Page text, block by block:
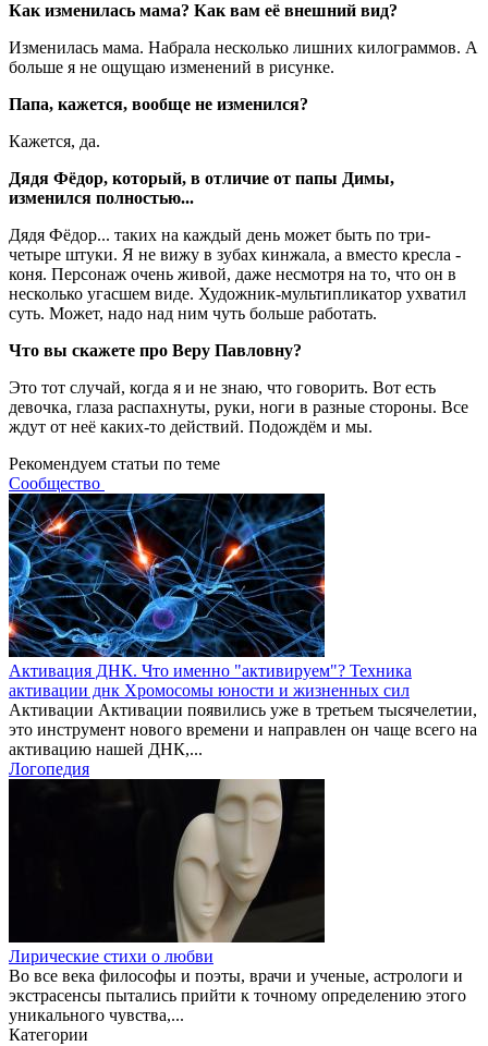
Как изменилась мама? Как вам её внешний вид?
Изменилась мама. Набрала несколько лишних килограммов. А
больше я не ощущаю изменений в рисунке.
Папа, кажется, вообще не изменился?
Кажется, да.
Дядя Фёдор, который, в отличие от папы Димы,
изменился полностью...
Дядя Фёдор... таких на каждый день может быть по три-
четыре штуки. Я не вижу в зубах кинжала, а вместо кресла -
коня. Персонаж очень живой, даже несмотря на то, что он в
несколько угасшем виде. Художник-мультипликатор ухватил
суть. Может, надо над ним чуть больше работать.
Что вы скажете про Веру Павловну?
Это тот случай, когда я и не знаю, что говорить. Вот есть
девочка, глаза распахнуты, руки, ноги в разные стороны. Все
ждут от неё каких-то действий. Подождём и мы.
Рекомендуем статьи по теме
Сообщество
Активация ДНК. Что именно "активируем"? Техника
активации днк Хромосомы юности и жизненных сил
Активации Активации появились уже в третьем тысячелетии,
это инструмент нового времени и направлен он чаще всего на
активацию нашей ДНК,...
Логопедия
Лирические стихи о любви
Во все века философы и поэты, врачи и ученые, астрологи и
экстрасенсы пытались прийти к точному определению этого
уникального чувства,...
Категории